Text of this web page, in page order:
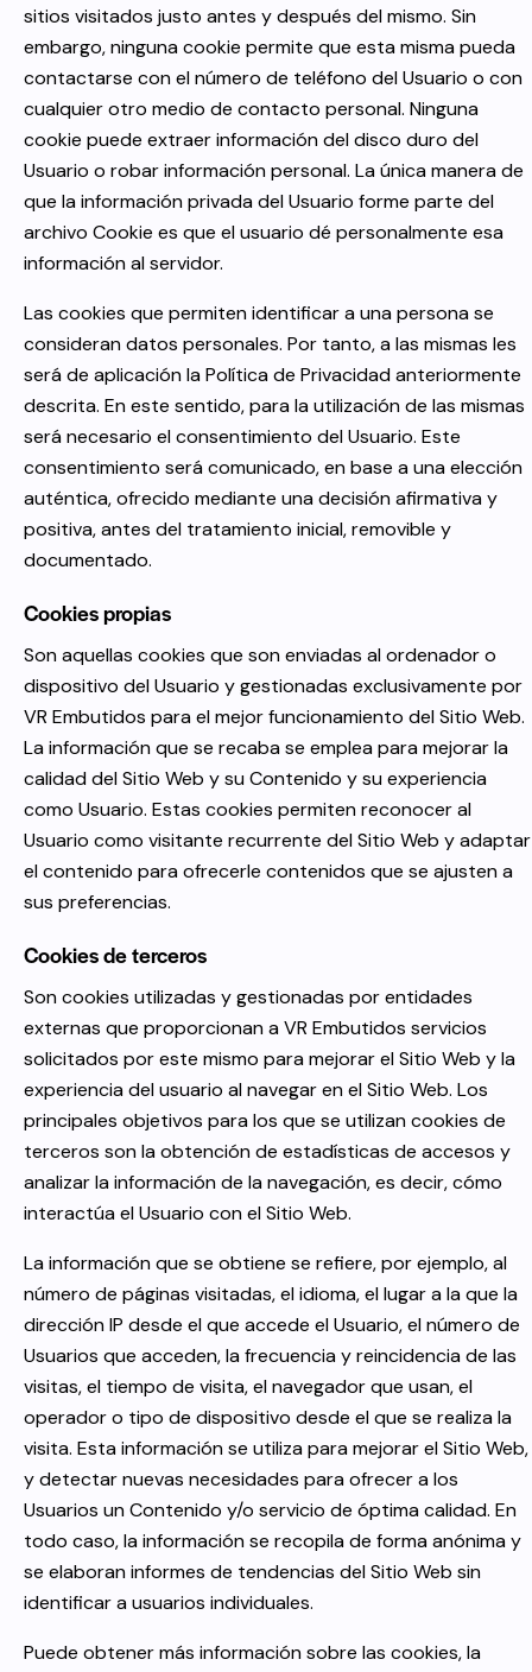
sitios visitados justo antes y después del mismo. Sin
embargo, ninguna cookie permite que esta misma pueda
contactarse con el número de teléfono del Usuario o con
cualquier otro medio de contacto personal. Ninguna
cookie puede extraer información del disco duro del
Usuario o robar información personal. La única manera de
que la información privada del Usuario forme parte del
archivo Cookie es que el usuario dé personalmente esa
información al servidor.
Las cookies que permiten identificar a una persona se
consideran datos personales. Por tanto, a las mismas les
será de aplicación la Política de Privacidad anteriormente
descrita. En este sentido, para la utilización de las mismas
será necesario el consentimiento del Usuario. Este
consentimiento será comunicado, en base a una elección
auténtica, ofrecido mediante una decisión afirmativa y
positiva, antes del tratamiento inicial, removible y
documentado.
Cookies propias
Son aquellas cookies que son enviadas al ordenador o
dispositivo del Usuario y gestionadas exclusivamente por
VR Embutidos para el mejor funcionamiento del Sitio Web.
La información que se recaba se emplea para mejorar la
calidad del Sitio Web y su Contenido y su experiencia
como Usuario. Estas cookies permiten reconocer al
Usuario como visitante recurrente del Sitio Web y adaptar
el contenido para ofrecerle contenidos que se ajusten a
sus preferencias.
Cookies de terceros
Son cookies utilizadas y gestionadas por entidades
externas que proporcionan aVR Embutidos servicios
solicitados por este mismo para mejorar el Sitio Web y la
experiencia del usuario al navegar en el Sitio Web. Los
principales objetivos para los que se utilizan cookies de
terceros son la obtención de estadísticas de accesos y
analizar la información de la navegación, es decir, cómo
interactúa el Usuario con el Sitio Web.
La información que se obtiene se refiere, por ejemplo, al
número de páginas visitadas, el idioma, el lugar a la que la
dirección IP desde el que accede el Usuario, el número de
Usuarios que acceden, la frecuencia y reincidencia de las
visitas, el tiempo de visita, el navegador que usan, el
operador o tipo de dispositivo desde el que se realiza la
visita. Esta información se utiliza para mejorar el Sitio Web,
y detectar nuevas necesidades para ofrecer a los
Usuarios un Contenido y/o servicio de óptima calidad. En
todo caso, la información se recopila de forma anónima y
se elaboran informes de tendencias del Sitio Web sin
identificar a usuarios individuales.
Puede obtener más información sobre las cookies, la